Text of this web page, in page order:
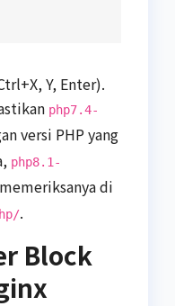
Y, Enter).
php7.4-
versi PHP yang
php8.1-
di
.
Block